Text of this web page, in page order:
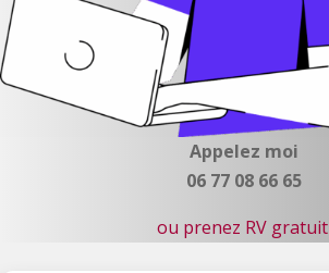
Appelez moi
06 77 08 66 65
ou prenez RV gratuit